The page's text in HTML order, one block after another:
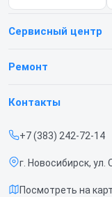
Сервисный центр
О нашем сервисе
Срочный ремонт
Доставка и способы
Ремонт
Телефонов
Контакты
+7 (383) 242-72-14
г. Новосибирск,
Посмотреть на